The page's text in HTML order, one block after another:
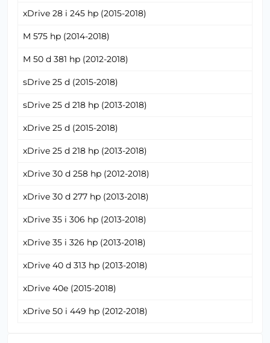
xDrive 28 i 245 hp (2015-2018)
M 575 hp (2014-2018)
M 50 d 381 hp (2012-2018)
sDrive 25 d (2015-2018)
sDrive 25 d 218 hp (2013-2018)
xDrive 25 d (2015-2018)
xDrive 25 d 218 hp (2013-2018)
xDrive 30 d 258 hp (2012-2018)
xDrive 30 d 277 hp (2013-2018)
xDrive 35 i 306 hp (2013-2018)
xDrive 35 i 326 hp (2013-2018)
xDrive 40 d 313 hp (2013-2018)
xDrive 40e (2015-2018)
xDrive 50 i 449 hp (2012-2018)